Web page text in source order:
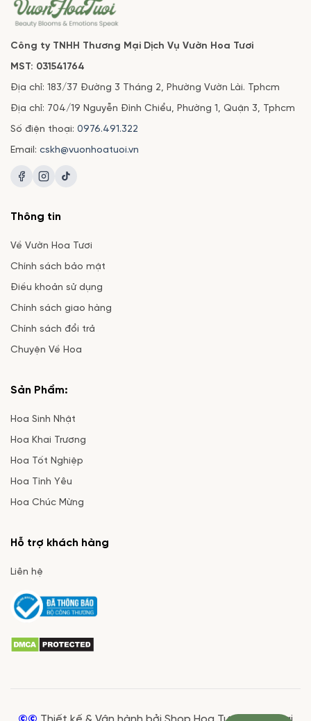
Công ty TNHH Thương Mại Dịch Vụ Vườn Hoa Tươi
MST: 031541764
Địa chỉ: 183/37 Đường 3 Tháng 2, Phường Vườn Lài. Tphcm
Địa chỉ: 704/19 Nguyễn Đình Chiểu, Phường 1, Quận 3, Tphcm
Số điện thoại: 0976.491.322
Email: cskh@vuonhoatuoi.vn
Thông tin
Về Vườn Hoa Tươi
Chính sách bảo mật
Điều khoản sử dụng
Chính sách giao hàng
Chính sách đổi trả
Chuyện Về Hoa
Sản Phẩm:
Hoa Sinh Nhật
Hoa Khai Trương
Hoa Tốt Nghiệp
Hoa Tình Yêu
Hoa Chúc Mừng
Hỗ trợ khách hàng
Liên hệ